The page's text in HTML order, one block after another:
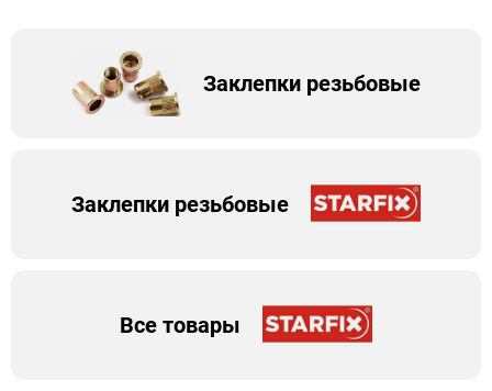
Заклепки резьбовые
Заклепки резьбовые
Все товары